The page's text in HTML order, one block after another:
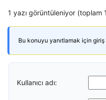
1 yazı görüntüleniyor (toplam
Bu konuyu yanıtlamak için giriş
Kullanıcı adı: